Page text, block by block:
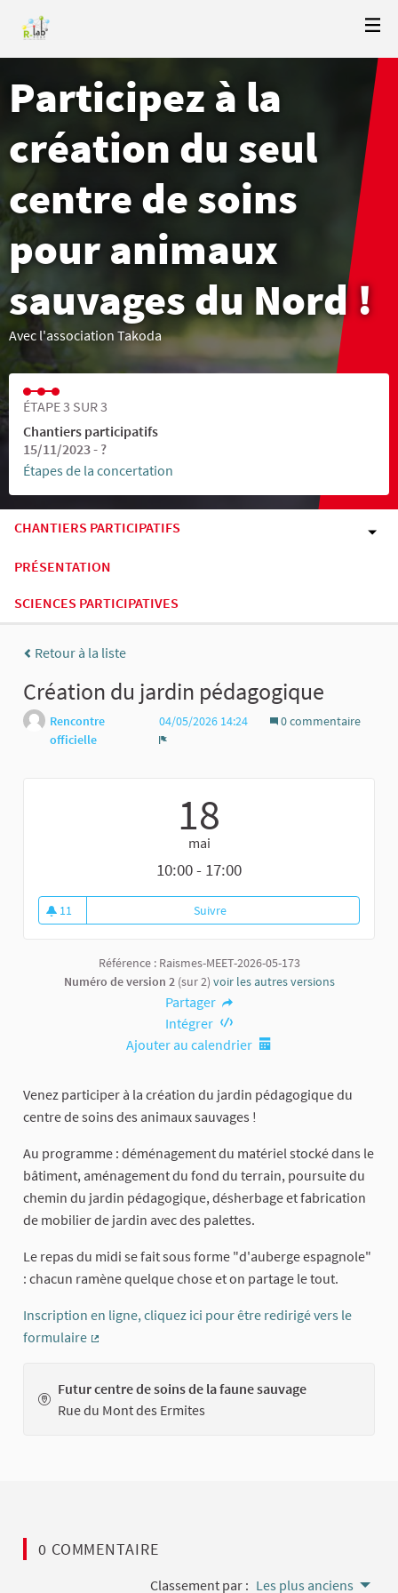
Participez à la
création du seul
centre de soins
pour animaux
sauvages du Nord !
Avec l'association Takoda
ÉTAPE 3 SUR 3
Chantiers participatifs
15/11/2023 - ?
Étapes de la concertation
CHANTIERS PARTICIPATIFS
PRÉSENTATION
SCIENCES PARTICIPATIVES
Retour à la liste
Création du jardin pédagogique
Rencontre
officielle
04/05/2026 14:24
0 commentaire
18
mai
10:00 - 17:00
11
11 abonnés
SuivreCréation du jardin pédagogique
Référence : Raismes-MEET-2026-05-173
Numéro de version 2(sur 2) voir les autres versions
Partager
Intégrer
Ajouter au calendrier
Venez participer à la création du jardin pédagogique du
centre de soins des animaux sauvages !
Au programme : déménagement du matériel stocké dans le
bâtiment, aménagement du fond du terrain, poursuite du
chemin du jardin pédagogique, désherbage et fabrication
de mobilier de jardin avec des palettes.
Le repas du midi se fait sous forme "d'auberge espagnole"
: chacun ramène quelque chose et on partage le tout.
Inscription en ligne, cliquez ici pour être redirigé vers le
formulaire
Futur centre de soins de la faune sauvage
Rue du Mont des Ermites
0 COMMENTAIRE
Classement par : Les plus anciens